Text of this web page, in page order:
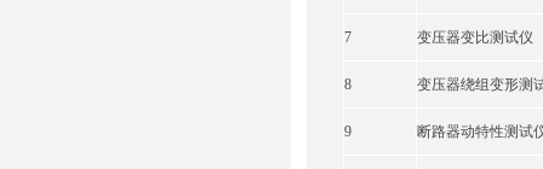
7 变压器变比测试仪
8 变压器绕组变形测
9 断路器动特性测试